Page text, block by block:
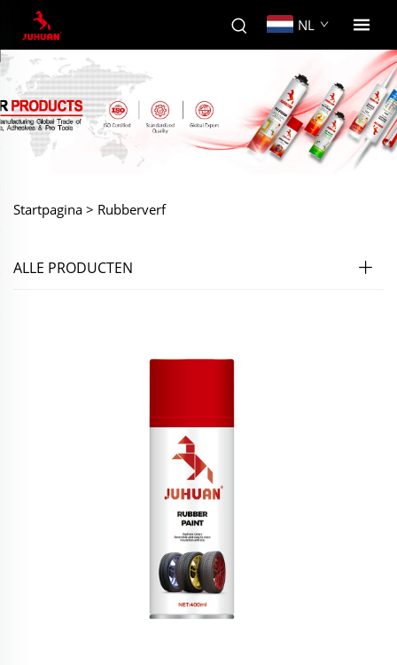
NL
Startpagina > Rubberverf
ALLE PRODUCTEN